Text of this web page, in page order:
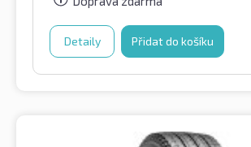
Detaily Přidat do košíku